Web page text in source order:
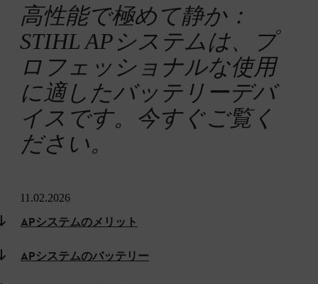
高性能で極めて静か：
STIHL APシステムは、プ
ロフェッショナルな使用
に適したバッテリーデバ
イスです。今すぐご覧く
ださい。
11.02.2026
APシステムのメリット
APシステムのバッテリー